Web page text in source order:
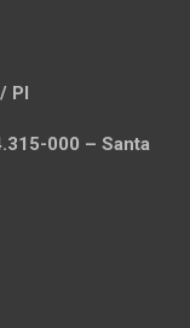
PI
000 – Santa